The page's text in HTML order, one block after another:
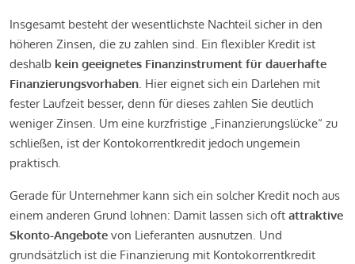
Insgesamt besteht der wesentlichste Nachteil sicher in den
höheren Zinsen, die zu zahlen sind. Ein flexibler Kredit ist
deshalb kein geeignetes Finanzinstrument für dauerhafte
Finanzierungsvorhaben. Hier eignet sich ein Darlehen mit
fester Laufzeit besser, denn für dieses zahlen Sie deutlich
weniger Zinsen. Um eine kurzfristige „Finanzierungslücke“ zu
schließen, ist der Kontokorrentkredit jedoch ungemein
praktisch.
Gerade für Unternehmer kann sich ein solcher Kredit noch aus
einem anderen Grund lohnen: Damit lassen sich oft attraktive
Skonto-Angebote von Lieferanten ausnutzen. Und
grundsätzlich ist die Finanzierung mit Kontokorrentkredit